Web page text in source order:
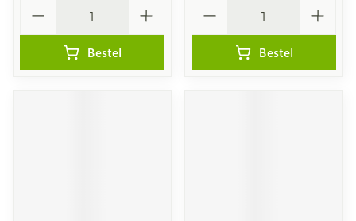
Bestel Bestel